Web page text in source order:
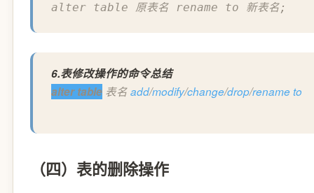
alter table 原表名 rename to 新表名;
6.表修改操作的命令总结
alter table 表名add/modify/change/drop/rename to
（四）表的删除操作